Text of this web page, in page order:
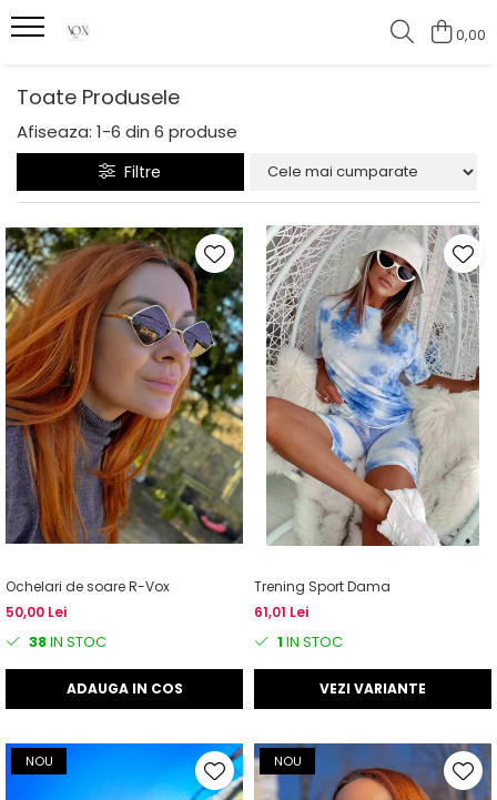
0,00
Toate Produsele
Afiseaza: 1-6 din 6 produse
Filtre
Ochelari de soare R-Vox
50,00 Lei
38IN STOC
ADAUGA IN COS
Trening Sport Dama
61,01 Lei
1IN STOC
VEZI VARIANTE
NOU NOU